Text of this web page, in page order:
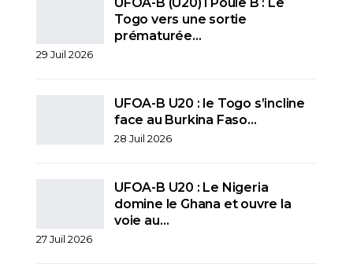
Togo vers une sortie
prématurée…
29 Juil 2026
UFOA-B U20 : le Togo s’incline
face au Burkina Faso…
28 Juil 2026
UFOA-B U20 : Le Nigeria
domine le Ghana et ouvre la
voie au…
27 Juil 2026